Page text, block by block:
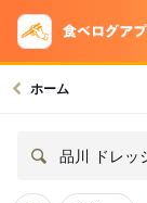
ホーム
品川 ドレッ